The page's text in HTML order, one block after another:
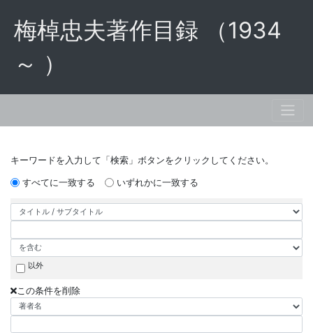
梅棹忠夫著作目録 （1934
～ ）
キーワードを入力して「検索」ボタンをクリックしてください。
すべてに一致する
いずれかに一致する
以外
この条件を削除